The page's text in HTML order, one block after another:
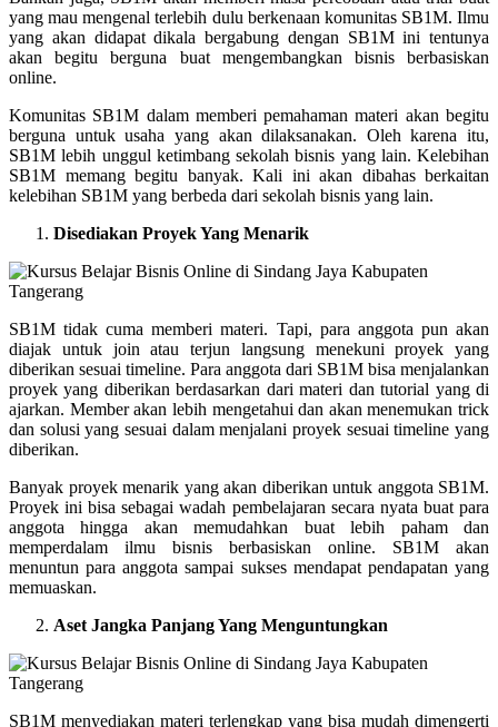
yang mau mengenal terlebih dulu berkenaan komunitas SB1M. Ilmu
yang akan didapat dikala bergabung dengan SB1M ini tentunya
akan begitu berguna buat mengembangkan bisnis berbasiskan
online.
Komunitas SB1M dalam memberi pemahaman materi akan begitu
berguna untuk usaha yang akan dilaksanakan. Oleh karena itu,
SB1M lebih unggul ketimbang sekolah bisnis yang lain. Kelebihan
SB1M memang begitu banyak. Kali ini akan dibahas berkaitan
kelebihan SB1M yang berbeda dari sekolah bisnis yang lain.
Disediakan Proyek Yang Menarik
SB1M tidak cuma memberi materi. Tapi, para anggota pun akan
diajak untuk join atau terjun langsung menekuni proyek yang
diberikan sesuai timeline. Para anggota dari SB1M bisa menjalankan
proyek yang diberikan berdasarkan dari materi dan tutorial yang di
ajarkan. Member akan lebih mengetahui dan akan menemukan trick
dan solusi yang sesuai dalam menjalani proyek sesuai timeline yang
diberikan.
Banyak proyek menarik yang akan diberikan untuk anggota SB1M.
Proyek ini bisa sebagai wadah pembelajaran secara nyata buat para
anggota hingga akan memudahkan buat lebih paham dan
memperdalam ilmu bisnis berbasiskan online. SB1M akan
menuntun para anggota sampai sukses mendapat pendapatan yang
memuaskan.
Aset Jangka Panjang Yang Menguntungkan
SB1M menyediakan materi terlengkap yang bisa mudah dimengerti